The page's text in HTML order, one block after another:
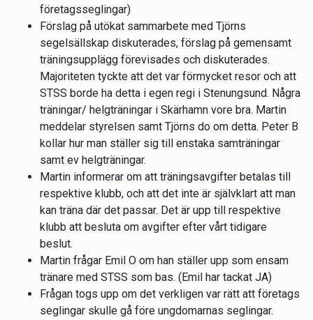
företagsseglingar)
Förslag på utökat sammarbete med Tjörns
segelsällskap diskuterades, förslag på gemensamt
träningsupplägg förevisades och diskuterades.
Majoriteten tyckte att det var förmycket resor och att
STSS borde ha detta i egen regi i Stenungsund. Några
träningar/ helgträningar i Skärhamn vore bra. Martin
meddelar styrelsen samt Tjörns do om detta. Peter B
kollar hur man ställer sig till enstaka samträningar
samt ev helgträningar.
Martin informerar om att träningsavgifter betalas till
respektive klubb, och att det inte är självklart att man
kan träna där det passar. Det är upp till respektive
klubb att besluta om avgifter efter vårt tidigare
beslut.
Martin frågar Emil O om han ställer upp som ensam
tränare med STSS som bas. (Emil har tackat JA)
Frågan togs upp om det verkligen var rätt att företags
seglingar skulle gå före ungdomarnas seglingar.